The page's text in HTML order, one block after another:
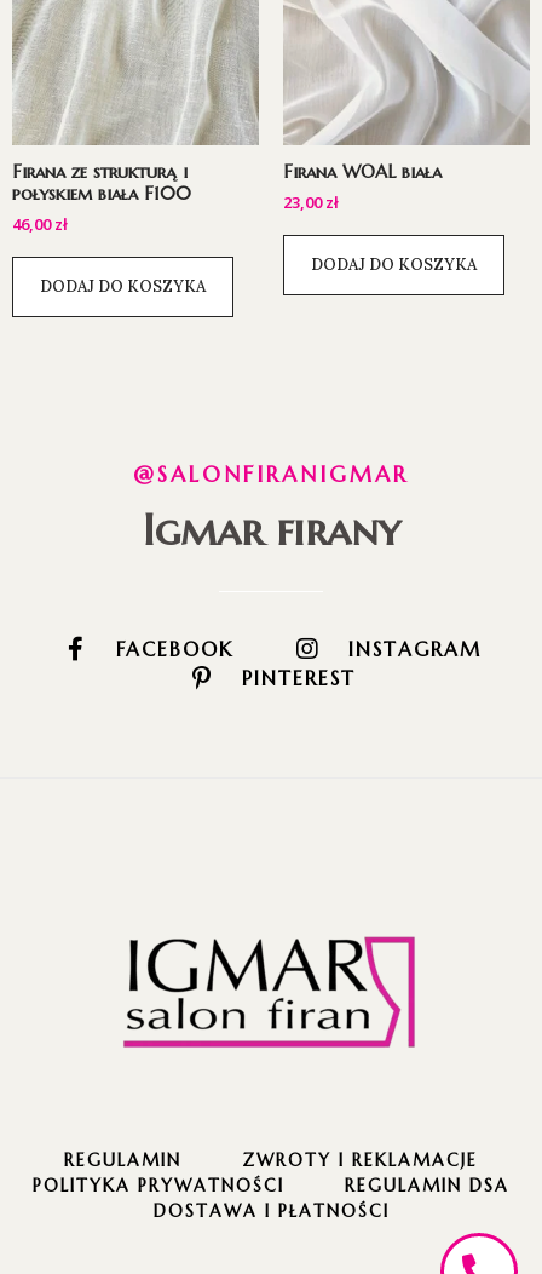
Firana ze strukturą i
połyskiem biała F100
46,00zł
DODAJ DO KOSZYKA
Firana WOAL biała
23,00zł
DODAJ DO KOSZYKA
@SALONFIRANIGMAR
Igmar firany
FACEBOOK
INSTAGRAM
PINTEREST
REGULAMIN
ZWROTY I REKLAMACJE
POLITYKA PRYWATNOŚCI
REGULAMIN DSA
DOSTAWA I PŁATNOŚCI